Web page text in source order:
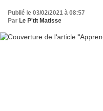
Publié le 03/02/2021 à 08:57
Par Le P'tit Matisse